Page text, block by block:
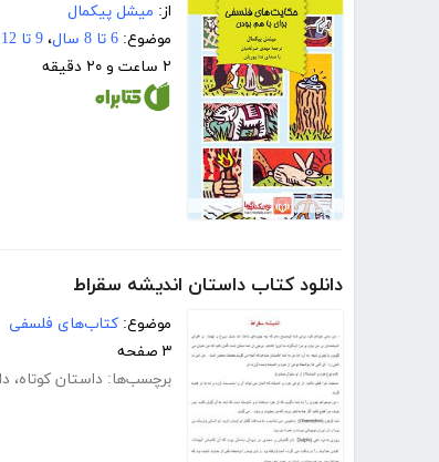
از: میشل پیکمال
موضوع: 6 تا 8 سال ، 9 تا 12 سال
۲ ساعت و ۲۰ دقیقه
دانلود کتاب داستان اندیشه سقراط
موضوع: کتاب‌های فلسفی
۳ صفحه
برچسب‌ها: داستان کوتاه،